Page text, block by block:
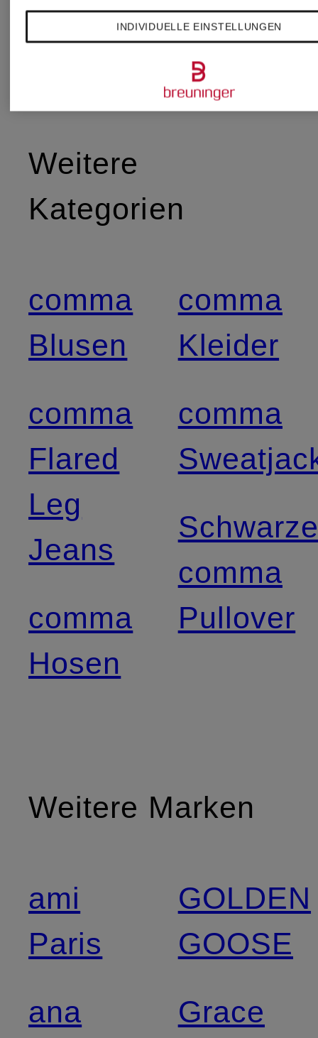
Weitere
Kategorien
comma
Blusen
comma
Flared
Leg
Jeans
comma
Hosen
comma
Kleider
comma
comma
Pullover
Weitere Marken
ami
Paris
ana
GOLDEN
GOOSE
Grace
INDIVIDUELLE EINSTELLUNGEN